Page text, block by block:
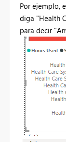
Por ejemplo,
diga "Health
para decir